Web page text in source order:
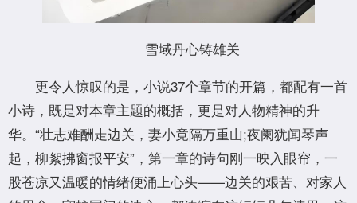
雪域丹心铸雄关
更令人惊叹的是，小说37个章节的开篇，都配有一首
小诗，既是对本章主题的概括，更是对人物精神的升
华。“壮志难酬走边关，妻小竟隔万重山;夜阑犹闻琴声
起，柳絮拂窗报平安”，第一章的诗句刚一映入眼帘，一
股苍凉又温暖的情绪便涌上心头——边关的艰苦、对家人